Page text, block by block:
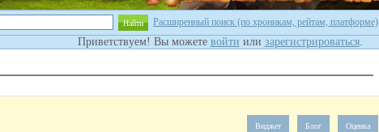
Найти Расширенный поиск (по хроникам, рейтам, платформе)
Приветствуем! Вы можете войти или зарегистрироваться.
Оценка
Блог
Виджет